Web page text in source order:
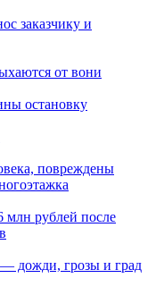
заказчику и
от вони
остановку
повреждены
млн рублей после
— дожди, грозы и град